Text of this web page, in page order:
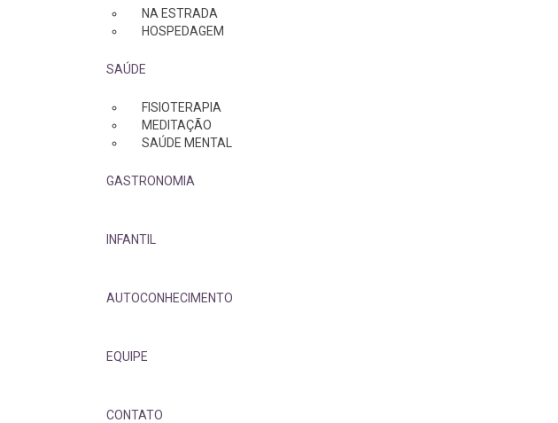
NA ESTRADA
HOSPEDAGEM
SAÚDE
FISIOTERAPIA
MEDITAÇÃO
SAÚDE MENTAL
GASTRONOMIA
INFANTIL
AUTOCONHECIMENTO
EQUIPE
CONTATO